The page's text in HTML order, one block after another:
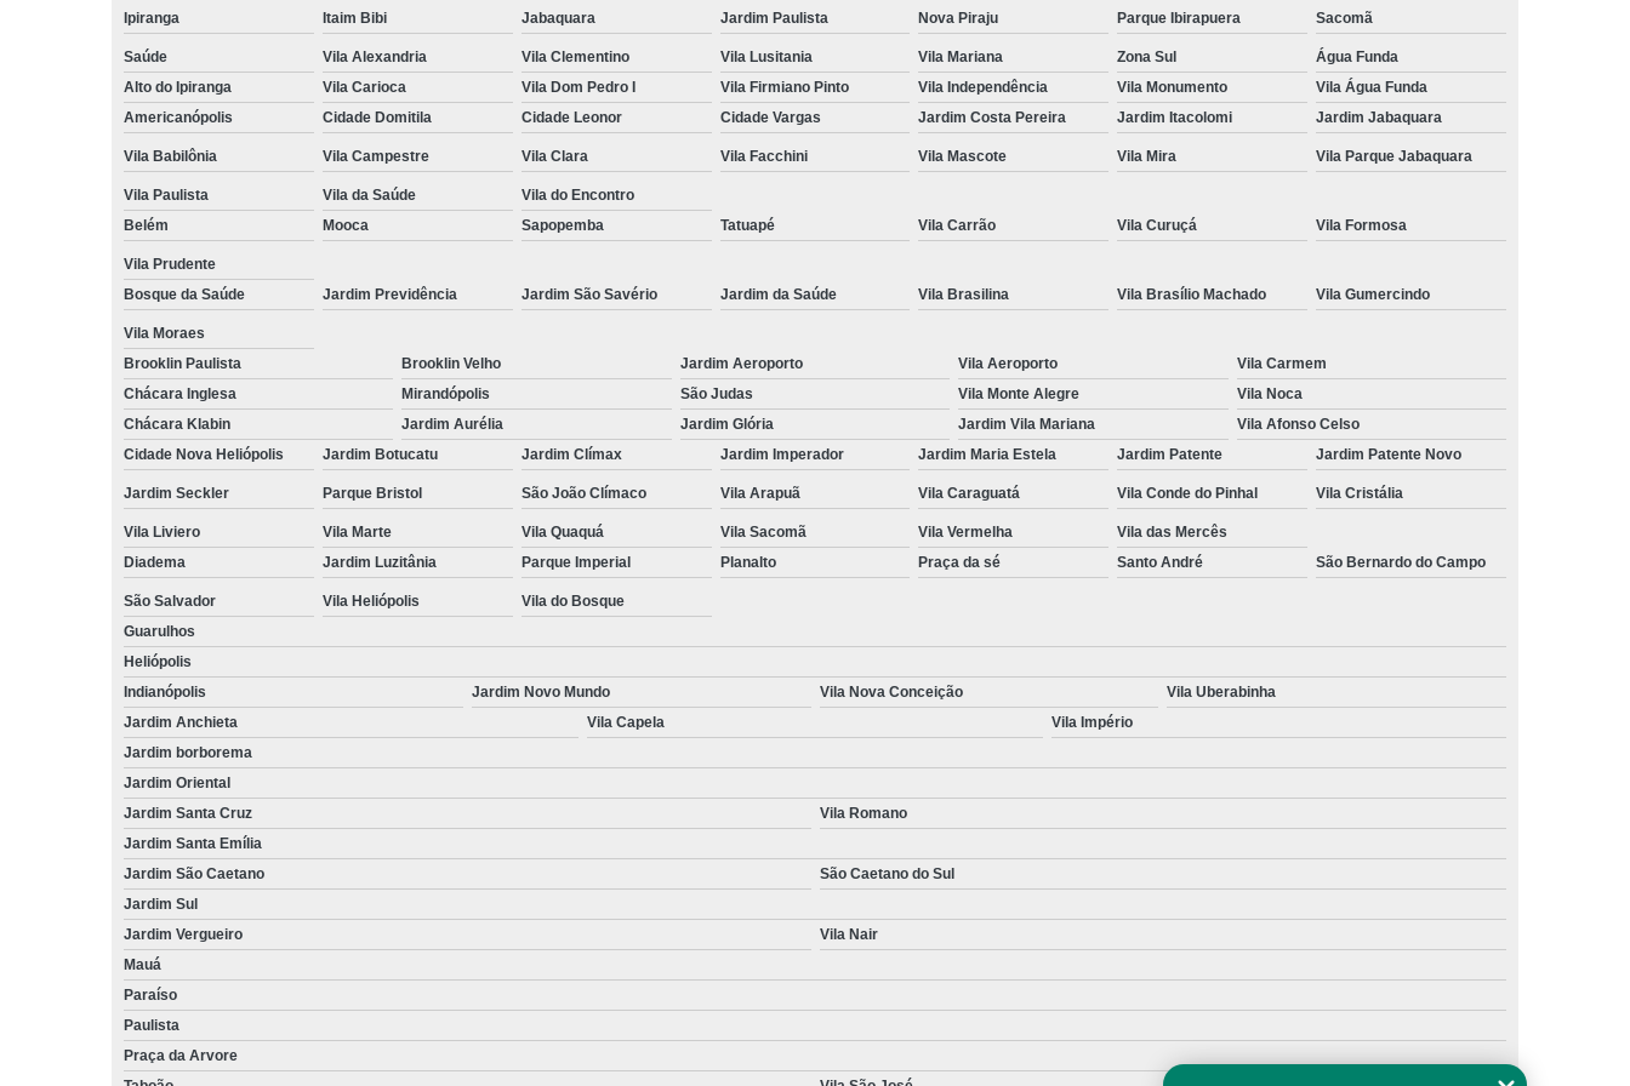
Renovação da Cnh Vencida
Renovação de Cnh
Renovação de Cnh Vencida
Renovação do Cnh
Aulas de Simulador de Direção
Aulas no Simulador de Direção
Auto Escola Simulador de Carro
Carro Simulador de Auto Escola
Simulador de Carro da Auto Escola
Simulador de Carro de Auto Escola
Simulador de Direção Cfc
Simulador de Direção para Cfc Simulador Direção Veicular
Ipiranga Itaim Bibi Jabaquara Jardim Paulista Nova Piraju Parque Ibirapuera Sacomã
Saúde Vila Alexandria Vila Clementino Vila Lusitania Vila Mariana Zona Sul
Água Funda
Alto do Ipiranga
Vila Carioca Vila Dom Pedro I Vila Firmiano Pinto Vila Independência Vila Monumento
Vila Água Funda
Americanópolis
Cidade Domitila Cidade Leonor Cidade Vargas Jardim Costa Pereira Jardim Itacolomi Jardim Jabaquara
Vila Babilônia Vila Campestre Vila Clara Vila Facchini Vila Mascote Vila Mira Vila Parque Jabaquara
Vila Paulista Vila da Saúde
Vila do Encontro
Belém
Mooca Sapopemba Tatuapé Vila Carrão Vila Curuçá Vila Formosa
Vila Prudente
Bosque da Saúde
Jardim Previdência Jardim São Savério Jardim da Saúde Vila Brasilina Vila Brasílio Machado Vila Gumercindo
Vila Moraes
Brooklin Paulista
Brooklin Velho Jardim Aeroporto Vila Aeroporto
Vila Carmem
Chácara Inglesa
Mirandópolis São Judas Vila Monte Alegre
Vila Noca
Chácara Klabin
Jardim Aurélia Jardim Glória Jardim Vila Mariana
Vila Afonso Celso
Cidade Nova Heliópolis
Jardim Botucatu Jardim Clímax Jardim Imperador Jardim Maria Estela Jardim Patente Jardim Patente Novo
Jardim Seckler Parque Bristol São João Clímaco Vila Arapuã Vila Caraguatá Vila Conde do Pinhal Vila Cristália
Vila Liviero Vila Marte Vila Quaquá Vila Sacomã Vila Vermelha
Vila das Mercês
Diadema
Jardim Luzitânia Parque Imperial Planalto Praça da sé Santo André São Bernardo do Campo
São Salvador Vila Heliópolis
Vila do Bosque
Guarulhos
Heliópolis
Indianópolis
Jardim Novo Mundo Vila Nova Conceição
Vila Uberabinha
Jardim Anchieta
Vila Capela
Vila Império
Jardim borborema
Jardim Oriental
Jardim Santa Cruz
Vila Romano
Jardim Santa Emília
Jardim São Caetano
São Caetano do Sul
Jardim Sul
Jardim Vergueiro
Vila Nair
Mauá
Paraíso
Paulista
Praça da Arvore